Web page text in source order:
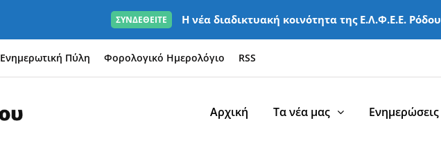
ΣΥΝΔΕΘΕΙΤΕ Η νέα διαδικτυακή κοινότητα της Ε.Λ.Φ.Ε.Ε. Ρόδου
Ενημερωτική Πύλη Φορολογικό Ημερολόγιο RSS
Αρχική Τα νέα μας Ενημερώσεις